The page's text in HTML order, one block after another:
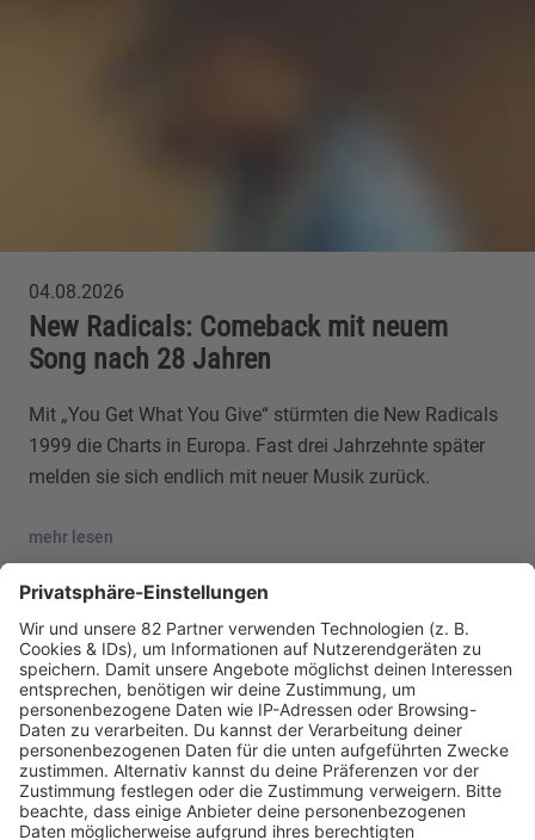
04.08.2026
New Radicals: Comeback mit neuem
Song nach 28 Jahren
Mit „You Get What You Give“ stürmten die New Radicals
1999 die Charts in Europa. Fast drei Jahrzehnte später
melden sie sich endlich mit neuer Musik zurück.
mehr lesen
Mehr davon